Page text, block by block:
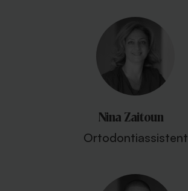
Nina Zaitoun
Ortodontiassistent